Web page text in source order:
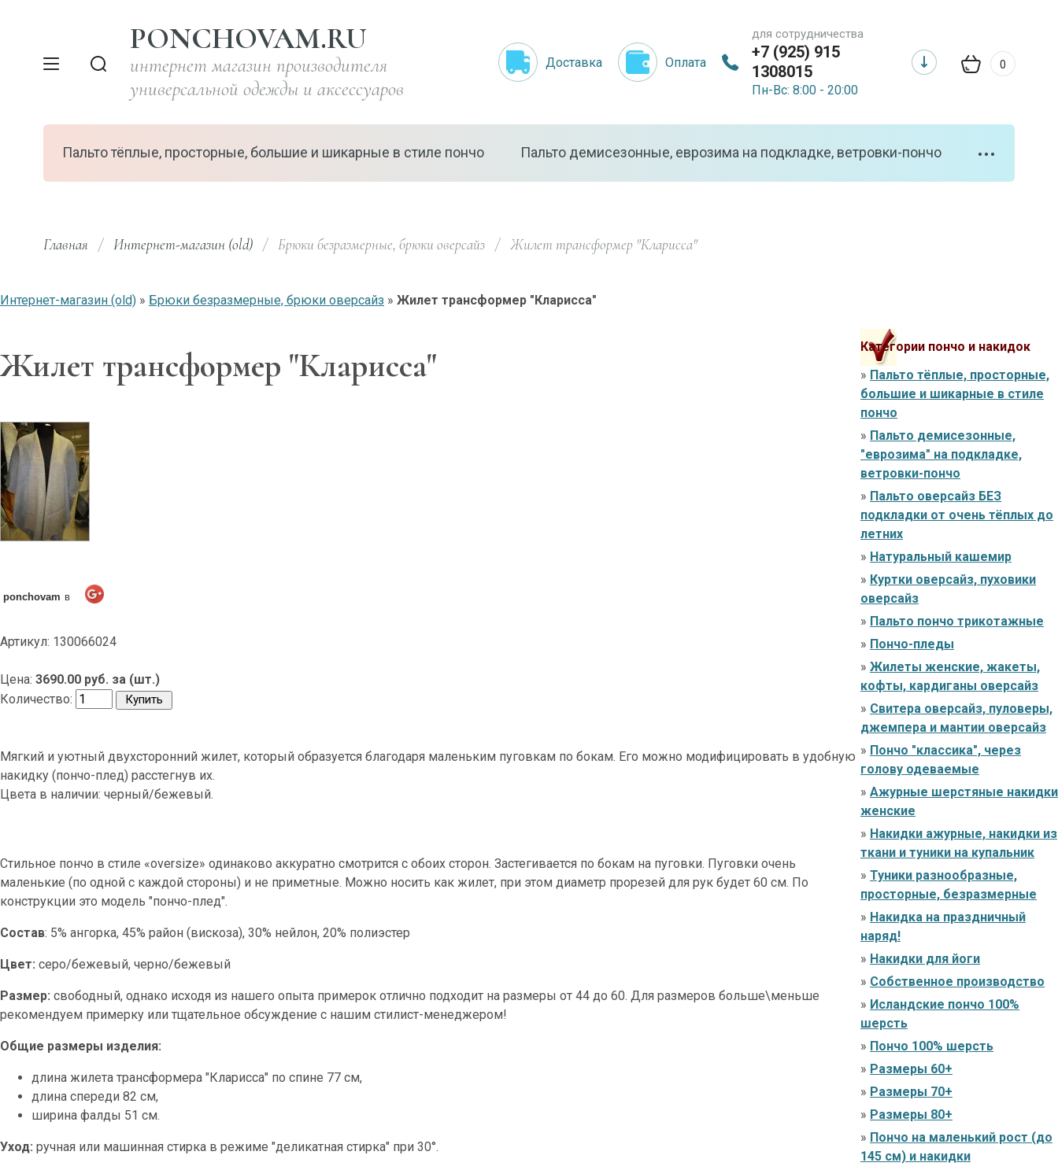
0
PONCHOVAM.RU
интернет магазин производителя
универсальной одежды и аксессуаров
Доставка Оплата
для сотрудничества
+7 (925) 915
1308015
Пн-Вс: 8:00 - 20:00
Пальто тёплые, просторные, большие и шикарные в стиле пончо Пальто демисезонные, еврозима на подкладке, ветровки-пончо •••
Главная / Интернет-магазин (old) /
  Брюки безразмерные, брюки оверсайз
/
  Жилет трансформер "Кларисса"
Интернет-магазин (old) » Брюки безразмерные, брюки оверсайз » Жилет трансформер "Кларисса"
Жилет трансформер "Кларисса"
ponchovam в
Артикул: 130066024
Цена: 3690.00 руб. за (шт.)
Количество:
Мягкий и уютный двухсторонний жилет, который образуется благодаря маленьким пуговкам по бокам. Его можно модифицировать в удобную
накидку (пончо-плед) расстегнув их.
Цвета в наличии: черный/бежевый.
Стильное пончо в стиле «oversize» одинаково аккуратно смотрится с обоих сторон. Застегивается по бокам на пуговки. Пуговки очень
маленькие (по одной с каждой стороны) и не приметные. Можно носить как жилет, при этом диаметр прорезей для рук будет 60 см. По
конструкции это модель "пончо-плед".
Состав: 5% ангорка, 45% район (вискоза), 30% нейлон, 20% полиэстер
Цвет: серо/бежевый, черно/бежевый
Размер: свободный, однако исходя из нашего опыта примерок отлично подходит на размеры от 44 до 60. Для размеров больше\меньше
рекомендуем примерку или тщательное обсуждение с нашим стилист-менеджером!
Общие размеры изделия:
длина жилета трансформера "Кларисса" по спине 77 см,
длина спереди 82 см,
ширина фалды 51 см.
Уход: ручная или машинная стирка в режиме "деликатная стирка" при 30°.
Категории пончо и накидок
» Пальто тёплые, просторные,
большие и шикарные в стиле
пончо
» Пальто демисезонные,
"еврозима" на подкладке,
ветровки-пончо
» Пальто оверсайз БЕЗ
подкладки от очень тёплых до
летних
» Натуральный кашемир
» Куртки оверсайз, пуховики
оверсайз
» Пальто пончо трикотажные
» Пончо-пледы
» Жилеты женские, жакеты,
кофты, кардиганы оверсайз
» Свитера оверсайз, пуловеры,
джемпера и мантии оверсайз
» Пончо "классика", через
голову одеваемые
» Ажурные шерстяные накидки
женские
» Накидки ажурные, накидки из
ткани и туники на купальник
» Туники разнообразные,
просторные, безразмерные
» Накидка на праздничный
наряд!
» Накидки для йоги
» Собственное производство
» Исландские пончо 100%
шерсть
» Пончо 100% шерсть
» Размеры 60+
» Размеры 70+
» Размеры 80+
» Пончо на маленький рост (до
145 см) и накидки